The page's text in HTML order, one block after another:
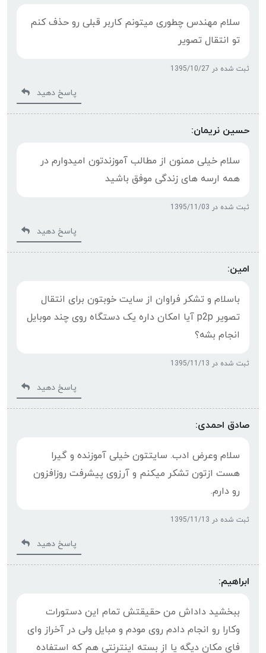
سلام مهندس چطوری میتونم کاربر قبلی رو حذف کنم
تو انتقال تصویر
ثبت شده در 1395/10/27
پاسخ دهید
حسین نریمان:
سلام خیلی ممنون از مطالب آموزندتون امیدوارم در
همه ارسه های زندگی موفق باشید
ثبت شده در 1395/11/03
پاسخ دهید
امین:
باسلام و تشکر فراوان از سایت خوبتون برای انتقال
تصویر p2p آیا امکان داره یک دستگاه روی چند موبایل
انجام بشه؟
ثبت شده در 1395/11/13
پاسخ دهید
صادق احمدی:
سلام وعرض ادب. سایتتون خیلی آموزنده و گیرا
هست ازتون تشکر میکنم و آرزوی پیشرفت روزافزون
رو دارم.
ثبت شده در 1395/11/13
پاسخ دهید
ابراهیم:
ببخشید داداش من حقیقتش تمام این دستورات
وکارا رو انجام دادم روی مودم و مبایل ولی در آخراز وای
فای مکان دیگه یا از بسته اینترنتی هم که استفاده